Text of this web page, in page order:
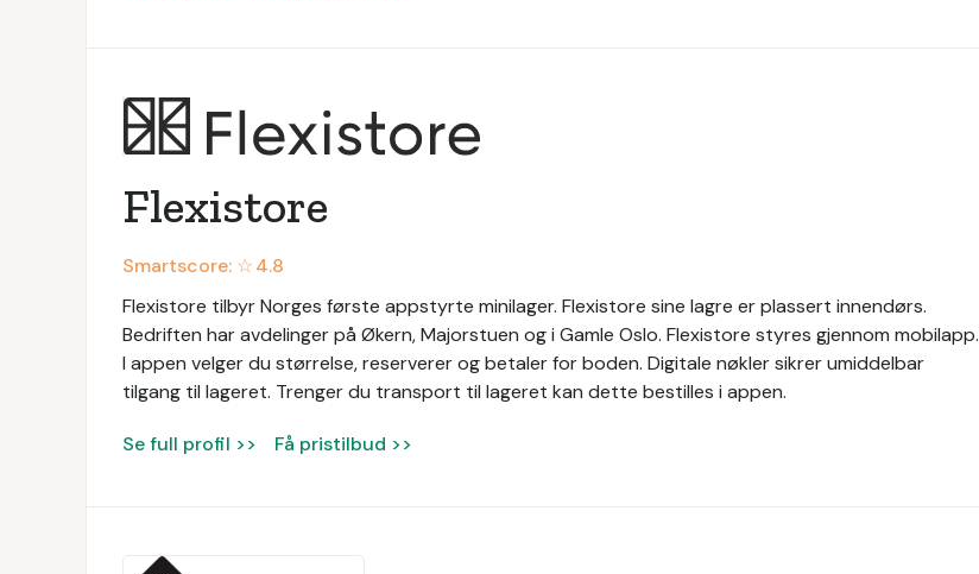
Flexistore
Smartscore: ☆4.8
Flexistore tilbyr Norges første appstyrte minilager. Flexistore sine lagre er plassert innendørs.
Bedriften har avdelinger på Økern, Majorstuen og i Gamle Oslo. Flexistore styres gjennom mobilapp.
I appen velger du størrelse, reserverer og betaler for boden. Digitale nøkler sikrer umiddelbar
tilgang til lageret. Trenger du transport til lageret kan dette bestilles i appen.
Se full profil >> Få pristilbud >>